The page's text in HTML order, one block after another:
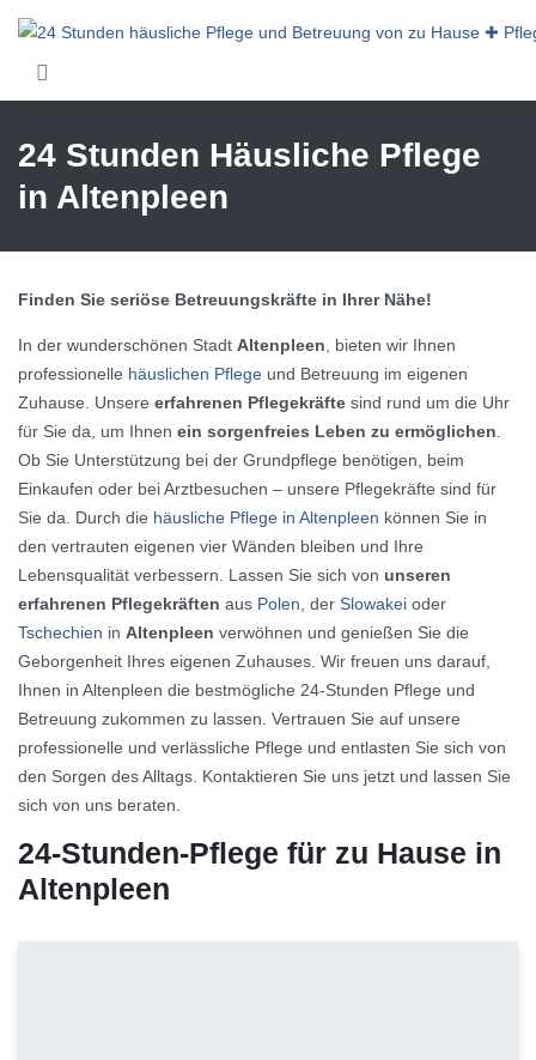
24 Stunden Häusliche Pflege
in Altenpleen
Finden Sie seriöse Betreuungskräfte in Ihrer Nähe!
In der wunderschönen Stadt Altenpleen, bieten wir Ihnen
professionelle häuslichen Pflege und Betreuung im eigenen
Zuhause. Unsere erfahrenen Pflegekräfte sind rund um die Uhr
für Sie da, um Ihnen ein sorgenfreies Leben zu ermöglichen.
Ob Sie Unterstützung bei der Grundpflege benötigen, beim
Einkaufen oder bei Arztbesuchen – unsere Pflegekräfte sind für
Sie da. Durch die häusliche Pflege in Altenpleen können Sie in
den vertrauten eigenen vier Wänden bleiben und Ihre
Lebensqualität verbessern. Lassen Sie sich von unseren
erfahrenen Pflegekräften aus Polen, der Slowakei oder
Tschechien in Altenpleen verwöhnen und genießen Sie die
Geborgenheit Ihres eigenen Zuhauses. Wir freuen uns darauf,
Ihnen in Altenpleen die bestmögliche 24-Stunden Pflege und
Betreuung zukommen zu lassen. Vertrauen Sie auf unsere
professionelle und verlässliche Pflege und entlasten Sie sich von
den Sorgen des Alltags. Kontaktieren Sie uns jetzt und lassen Sie
sich von uns beraten.
24-Stunden-Pflege für zu Hause in
Altenpleen